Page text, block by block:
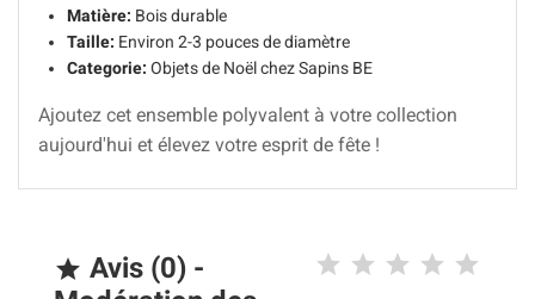
Matière: Bois durable
Taille: Environ 2-3 pouces de diamètre
Categorie: Objets de Noël chez Sapins BE
Ajoutez cet ensemble polyvalent à votre collection
aujourd'hui et élevez votre esprit de fête !
 Avis (0) -